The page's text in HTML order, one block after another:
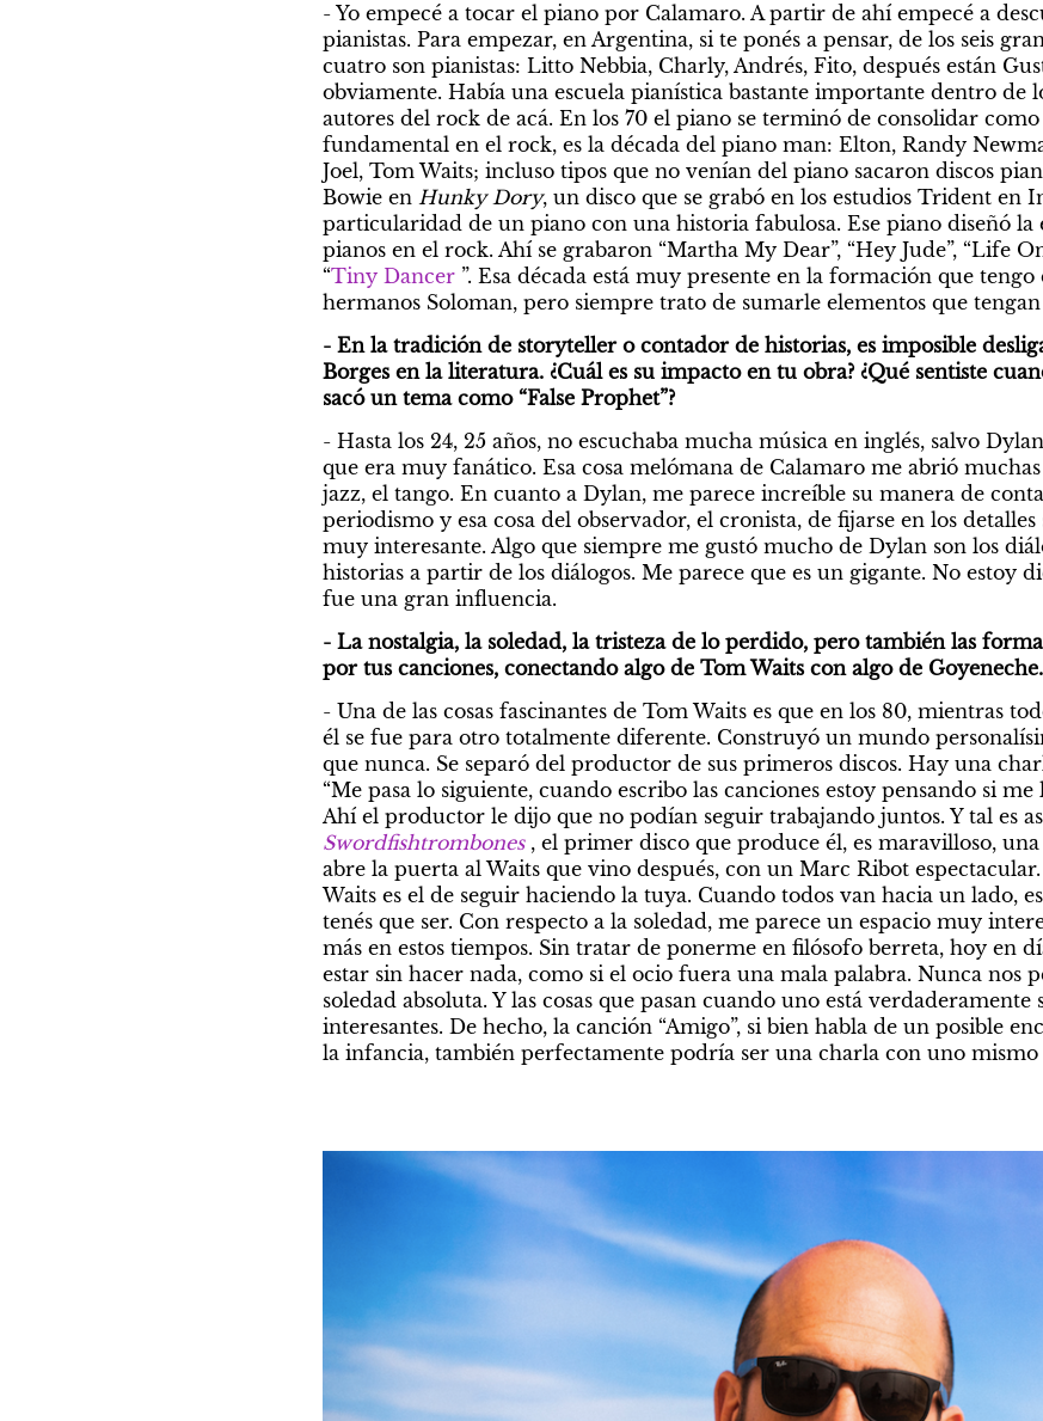
- Yo empecé a tocar el piano por Calamaro. A partir de ahí empecé a
pianistas. Para empezar, en Argentina, si te ponés a pensar, de los seis
cuatro son pianistas: Litto Nebbia, Charly, Andrés, Fito, después están
obviamente. Había una escuela pianística bastante importante dentro de
autores del rock de acá. En los 70 el piano se terminó de consolidar
fundamental en el rock, es la década del piano man: Elton, Randy
Joel, Tom Waits; incluso tipos que no venían del piano sacaron discos
Bowie en Hunky Dory, un disco que se grabó en los estudios Trident en
particularidad de un piano con una historia fabulosa. Ese piano diseñó la
pianos en el rock. Ahí se grabaron “Martha My Dear”, “Hey Jude”, “Life
“Tiny Dancer ”. Esa década está muy presente en la formación que tengo
hermanos Soloman, pero siempre trato de sumarle elementos que
- En la tradición de storyteller o contador de historias, es imposible
Borges en la literatura. ¿Cuál es su impacto en tu obra? ¿Qué sentiste
sacó un tema como “False Prophet”?
- Hasta los 24, 25 años, no escuchaba mucha música en inglés, salvo
que era muy fanático. Esa cosa melómana de Calamaro me abrió
jazz, el tango. En cuanto a Dylan, me parece increíble su manera de
periodismo y esa cosa del observador, el cronista, de fijarse en los
muy interesante. Algo que siempre me gustó mucho de Dylan son los
historias a partir de los diálogos. Me parece que es un gigante. No estoy
fue una gran influencia.
- La nostalgia, la soledad, la tristeza de lo perdido, pero también las
por tus canciones, conectando algo de Tom Waits con algo de
- Una de las cosas fascinantes de Tom Waits es que en los 80, mientras
él se fue para otro totalmente diferente. Construyó un mundo
que nunca. Se separó del productor de sus primeros discos. Hay una
“Me pasa lo siguiente, cuando escribo las canciones estoy pensando si me
Swordfishtrombones , el primer disco que produce él, es maravilloso,
abre la puerta al Waits que vino después, con un Marc Ribot
Waits es el de seguir haciendo la tuya. Cuando todos van hacia un lado,
tenés que ser. Con respecto a la soledad, me parece un espacio muy
más en estos tiempos. Sin tratar de ponerme en filósofo berreta, hoy en
estar sin hacer nada, como si el ocio fuera una mala palabra. Nunca nos
soledad absoluta. Y las cosas que pasan cuando uno está verdaderamente
interesantes. De hecho, la canción “Amigo”, si bien habla de un posible
la infancia, también perfectamente podría ser una charla con uno mismo